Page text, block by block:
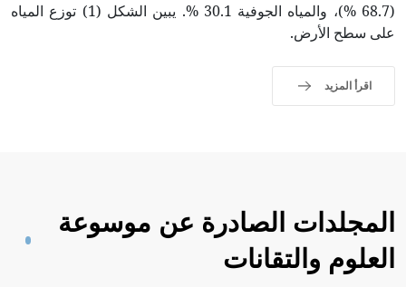
(68.7 %)، والمياه الجوفية 30.1 %. يبين الشكل (1) توزع المياه
على سطح الأرض.
اقرأ المزيد
المجلدات الصادرة عن موسوعة
العلوم والتقانات